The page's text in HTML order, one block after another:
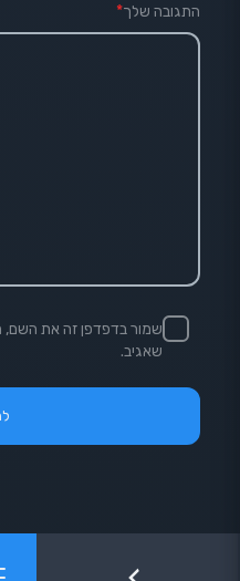
התגובה שלך*
שמור בדפדפן זה את השם,
שאגיב.